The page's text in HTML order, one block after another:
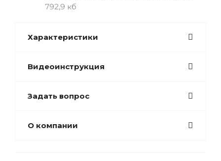
792,9 кб
Характеристики
Видеоинструкция
Задать вопрос
О компании